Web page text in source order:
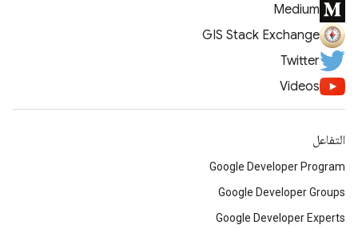
Medium
GIS Stack Exchange
Twitter
Videos
التفاعل
Google Developer Program
Google Developer Groups
Google Developer Experts